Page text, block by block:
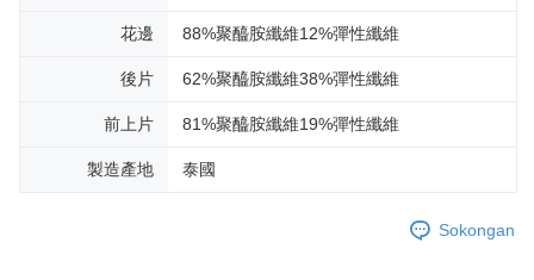
花邊 88%聚醯胺纖維12%彈性纖維
後片 62%聚醯胺纖維38%彈性纖維
前上片 81%聚醯胺纖維19%彈性纖維
製造產地 泰國
Sokongan